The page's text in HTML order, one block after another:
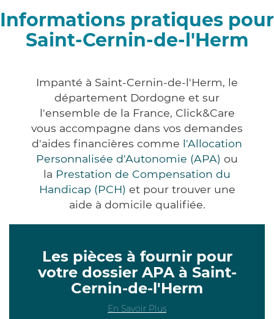
Informations pratiques pour
Saint-Cernin-de-l'Herm
Impanté à Saint-Cernin-de-l'Herm, le
département Dordogne et sur
l'ensemble de la France, Click&Care
vous accompagne dans vos demandes
d'aides financières comme l'Allocation
Personnalisée d'Autonomie (APA) ou
la Prestation de Compensation du
Handicap (PCH) et pour trouver une
aide à domicile qualifiée.
Les pièces à fournir pour
votre dossier APA à Saint-
Cernin-de-l'Herm
En Savoir Plus